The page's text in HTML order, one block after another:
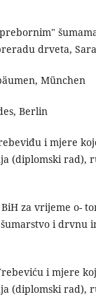
drveta,
München
Berlin
i mjere
(diplomski rad),
za vrijeme o-
i drvnu
i mjere
(diplomski rad),